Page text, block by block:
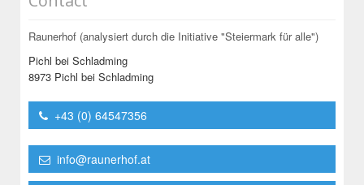
Raunerhof (analysiert durch die Initiative "Steiermark für alle")
Pichl bei Schladming
8973 Pichl bei Schladming
+43 (0) 64547356
info@raunerhof.at